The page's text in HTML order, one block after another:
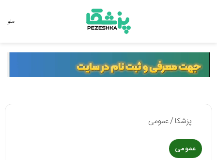
منو
پزشکا/عمومی
عمومی